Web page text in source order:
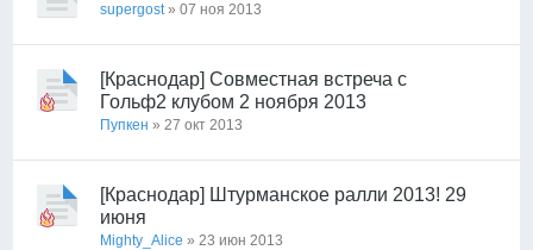
supergost» 07 ноя 2013
[Краснодар] Совместная встреча с
Гольф2 клубом 2 ноября 2013
Пупкен » 27 окт 2013
[Краснодар] Штурманское ралли 2013! 29
июня
Mighty_Alice » 23 июн 2013